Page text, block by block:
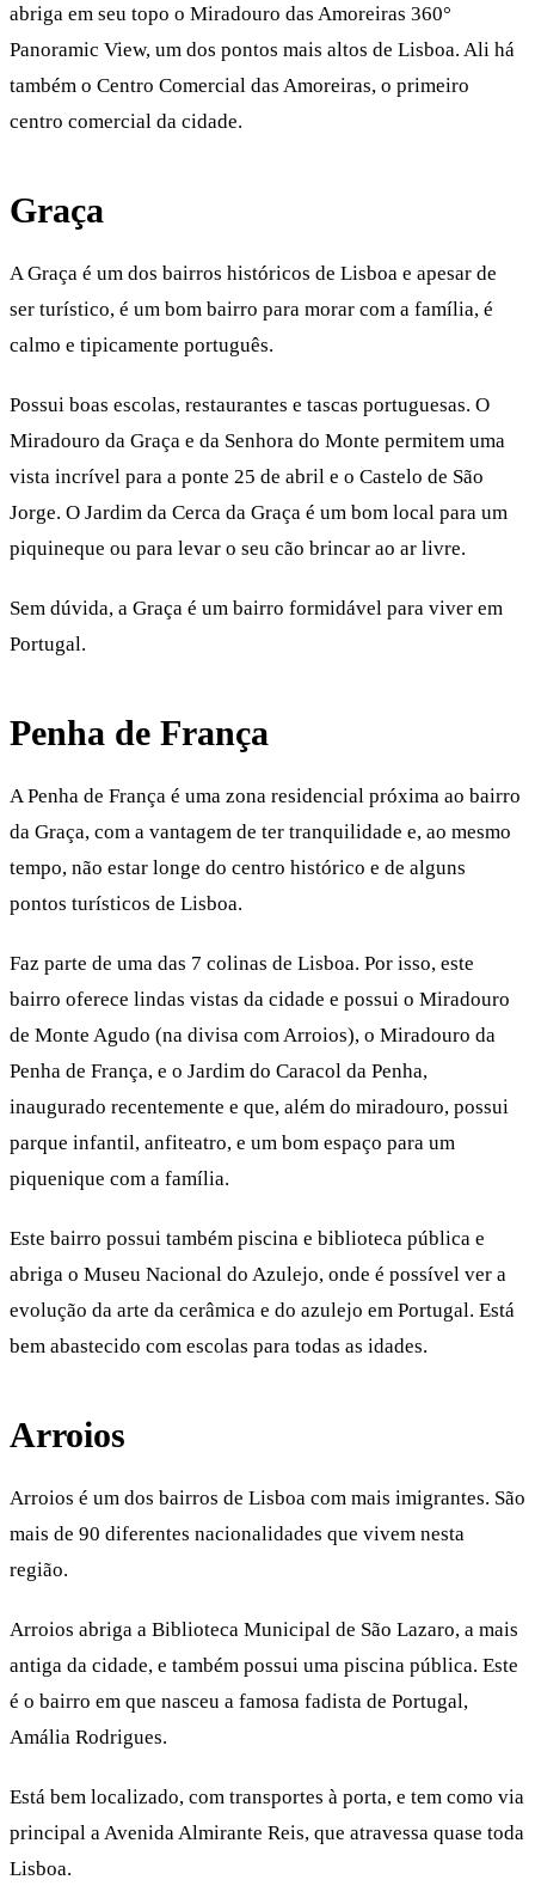
abriga em seu topo o Miradouro das Amoreiras 360°
Panoramic View, um dos pontos mais altos de Lisboa. Ali há
também o Centro Comercial das Amoreiras, o primeiro
centro comercial da cidade.
Graça
A Graça é um dos bairros históricos de Lisboa e apesar de
ser turístico, é um bom bairro para morar com a família, é
calmo e tipicamente português.
Possui boas escolas, restaurantes e tascas portuguesas. O
Miradouro da Graça e da Senhora do Monte permitem uma
vista incrível para a ponte 25 de abril e o Castelo de São
Jorge. O Jardim da Cerca da Graça é um bom local para um
piquineque ou para levar o seu cão brincar ao ar livre.
Sem dúvida, a Graça é um bairro formidável para viver em
Portugal.
Penha de França
A Penha de França é uma zona residencial próxima ao bairro
da Graça, com a vantagem de ter tranquilidade e, ao mesmo
tempo, não estar longe do centro histórico e de alguns
pontos turísticos de Lisboa.
Faz parte de uma das 7 colinas de Lisboa. Por isso, este
bairro oferece lindas vistas da cidade e possui o Miradouro
de Monte Agudo (na divisa com Arroios), o Miradouro da
Penha de França, e o Jardim do Caracol da Penha,
inaugurado recentemente e que, além do miradouro, possui
parque infantil, anfiteatro, e um bom espaço para um
piquenique com a família.
Este bairro possui também piscina e biblioteca pública e
abriga o Museu Nacional do Azulejo, onde é possível ver a
evolução da arte da cerâmica e do azulejo em Portugal. Está
bem abastecido com escolas para todas as idades.
Arroios
Arroios é um dos bairros de Lisboa com mais imigrantes. São
mais de 90 diferentes nacionalidades que vivem nesta
região.
Arroios abriga a Biblioteca Municipal de São Lazaro, a mais
antiga da cidade, e também possui uma piscina pública. Este
é o bairro em que nasceu a famosa fadista de Portugal,
Amália Rodrigues.
Está bem localizado, com transportes à porta, e tem como via
principal a Avenida Almirante Reis, que atravessa quase toda
Lisboa.